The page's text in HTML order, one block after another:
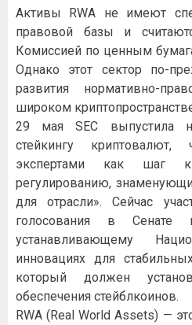
Активы RWA не имеют
правовой базы и
Комиссией по ценным
Однако этот сектор по-
развития нормативно-
широком
29 мая SEC выпустила
стейкингу
экспертами как шаг
регулированию,
для отрасли». Сейчас
голосования в
устанавливающему
инновациях для
который должен
обеспечения стейблкоинов.
RWA (Real World Assets) —